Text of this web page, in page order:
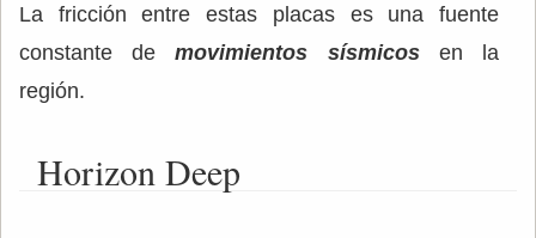
La fricción entre estas placas es una fuente
constante de movimientos sísmicosen la
región.
Horizon Deep